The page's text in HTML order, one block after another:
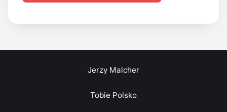
Jerzy Malcher
Tobie Polsko